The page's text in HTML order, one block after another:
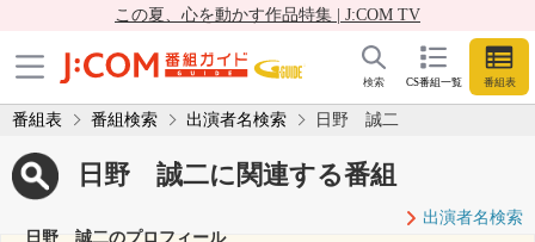
この夏、心を動かす作品特集 | J:COM TV
CS番組一覧 番組表
検索
番組表 番組検索 出演者名検索 日野 誠二
日野 誠二に関連する番組
出演者名検索
日野 誠二のプロフィール